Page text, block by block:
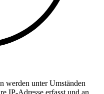
werden unter Umständen